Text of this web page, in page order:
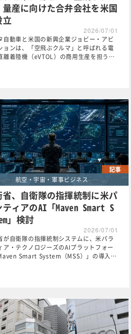
量産に向けた合弁会社を米国
立
2026/07/01
自動車と米国の新興企業ジョビー・アビ
ョンは、「空飛ぶクルマ」と呼ばれる電
離着陸機（eVTOL）の商用生産を担う…
記事
航空・宇宙・軍事ビジネス
省、自衛隊の指揮統制に米パ
ティアのAI「Maven Smart S
」検討
2026/07/01
が自衛隊の指揮統制システムに、米パラ
ア・テクノロジーズのAIプラットフォー
Smart System（MSS）」の導入…